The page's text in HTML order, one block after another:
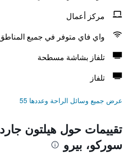
مركز أعمال
واي فاي متوفر في جميع
تلفاز بشاشة مسطحة
تلفاز
عرض جميع وسائل الراحة وعددها 55
تقييمات حول هيلتون
سوركو، بيرو